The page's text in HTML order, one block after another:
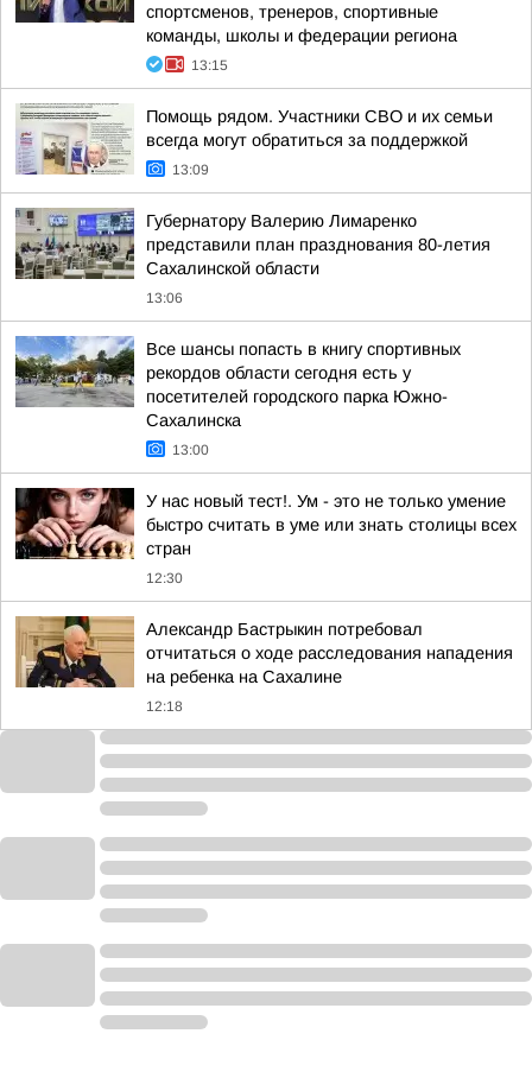
спортсменов, тренеров, спортивные
команды, школы и федерации региона
13:15
Помощь рядом. Участники СВО и их семьи
всегда могут обратиться за поддержкой
13:09
Губернатору Валерию Лимаренко
представили план празднования 80-летия
Сахалинской области
13:06
Все шансы попасть в книгу спортивных
рекордов области сегодня есть у
посетителей городского парка Южно-
Сахалинска
13:00
У нас новый тест!. Ум - это не только умение
быстро считать в уме или знать столицы всех
стран
12:30
Александр Бастрыкин потребовал
отчитаться о ходе расследования нападения
на ребенка на Сахалине
12:18